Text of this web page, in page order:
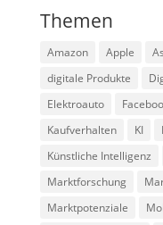
Themen
Amazon Apple
digitale Produkte
Elektroauto
Kaufverhalten
KI
Künstliche Intelligenz
Marktforschung
Marktpotenziale